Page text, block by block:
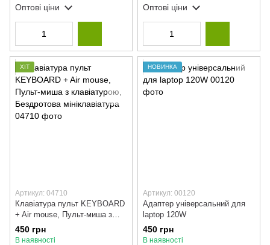
Оптові ціни Оптові ціни
ХІТ
Артикул: 04710
Клавіатура пульт KEYBOARD
+ Air mouse, Пульт-миша з
клавіатурою, Бездротова
мініклавіатура
450 грн
В наявності
НОВИНКА
Артикул: 00120
Адаптер універсальний для
laptop 120W
450 грн
В наявності